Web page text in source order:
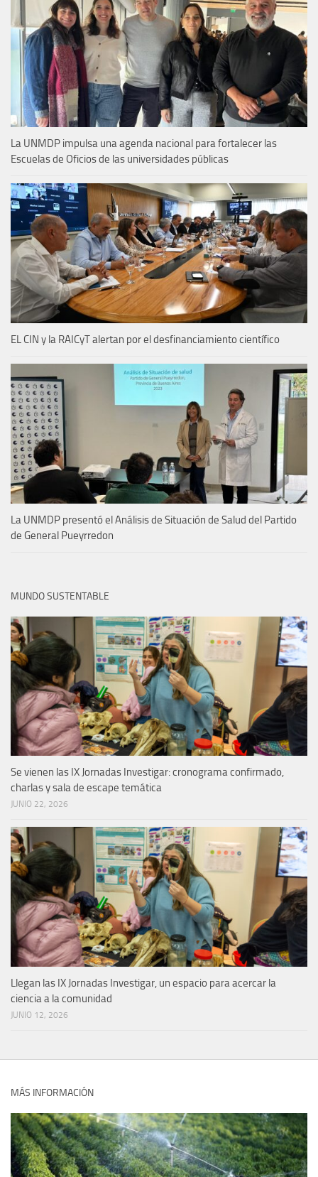
La UNMDP impulsa una agenda nacional para fortalecer las
Escuelas de Oficios de las universidades públicas
EL CIN y la RAICyT alertan por el desfinanciamiento científico
La UNMDP presentó el Análisis de Situación de Salud del Partido
de General Pueyrredon
MUNDO SUSTENTABLE
Se vienen las IX Jornadas Investigar: cronograma confirmado,
charlas y sala de escape temática
JUNIO 22, 2026
Llegan las IX Jornadas Investigar, un espacio para acercar la
ciencia a la comunidad
JUNIO 12, 2026
MÁS INFORMACIÓN